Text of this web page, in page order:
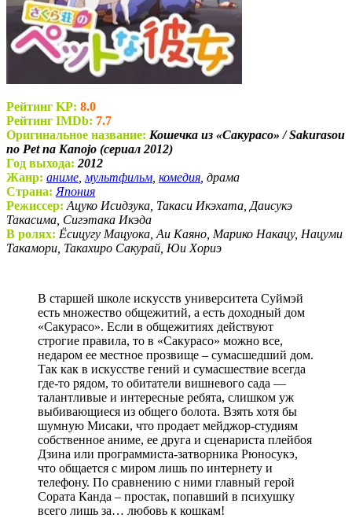
Рейтинг KP: 8.0
Рейтинг IMDb: 7.7
Оригинальное название: Кошечка из «Сакурасо» / Sakurasou
no Pet na Kanojo (сериал 2012)
Год выхода: 2012
Жанр: аниме мультфильм комедия , драма
Страна: Япония
Режиссер: Ацуко Исидзука, Такаси Икэхата, Даисукэ
Такасима, Сигэтака Икэда
В ролях: Ёсицугу Мацуока, Аи Каяно, Марико Накацу, Нацуми
Такамори, Такахиро Сакурай, Юи Хориэ
В старшей школе искусств университета Суймэй
есть множество общежитий, а есть доходный дом
«Сакурасо». Если в общежитиях действуют
строгие правила, то в «Сакурасо» можно все,
недаром ее местное прозвище – сумасшедший дом.
Так как в искусстве гений и сумасшествие всегда
где-то рядом, то обитатели вишневого сада —
талантливые и интересные ребята, слишком уж
выбивающиеся из общего болота. Взять хотя бы
шумную Мисаки, что продает мейджор-студиям
собственное аниме, ее друга и сценариста плейбоя
Дзина или программиста-затворника Рюносукэ,
что общается с миром лишь по интернету и
телефону. По сравнению с ними главный герой
Сората Канда – простак, попавший в психушку
всего лишь за… любовь к кошкам!